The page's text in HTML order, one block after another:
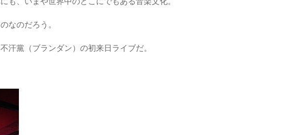
なのだろう。
汗黨（ブランダン）の初来日ライブだ。